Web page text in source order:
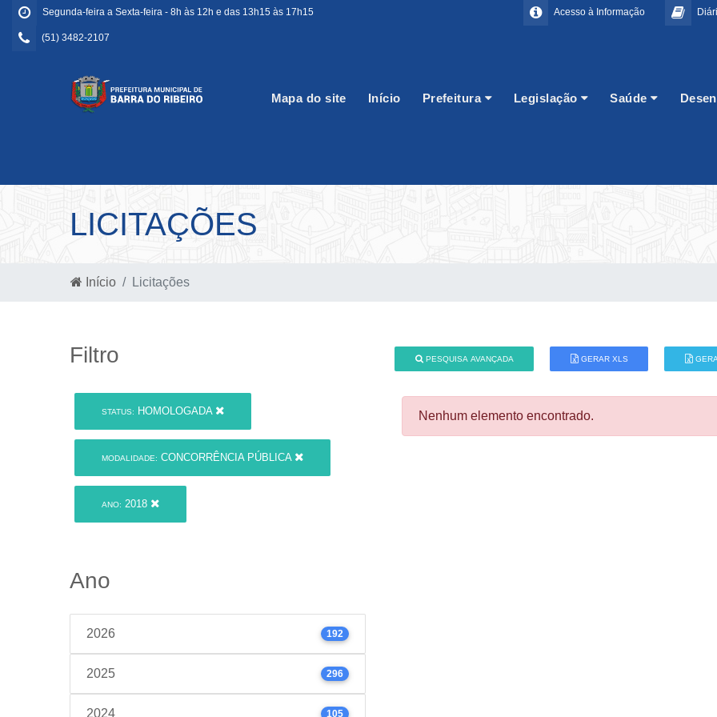
Segunda-feira a Sexta-feira - 8h às 12h e das 13h15 às 17h15
(51) 3482-2107
Acesso à Informação
Mapa do site Início Prefeitura Legislação Saúde
LICITAÇÕES
Início Licitações
Filtro
STATUS: HOMOLOGADA
MODALIDADE: CONCORRÊNCIA PÚBLICA
ANO: 2018
Ano
2026 192
2025 296
2024 105
PESQUISA AVANÇADA GERAR XLS
Nenhum elemento encontrado.